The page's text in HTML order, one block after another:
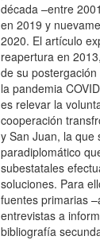
década –entre
en 2019 y
2020. El artículo
reapertura en
de su
la pandemia
es relevar la
cooperación
y San Juan, la que
paradiplomático
subestatales
soluciones. Para
fuentes primarias
entrevistas a
bibliografía